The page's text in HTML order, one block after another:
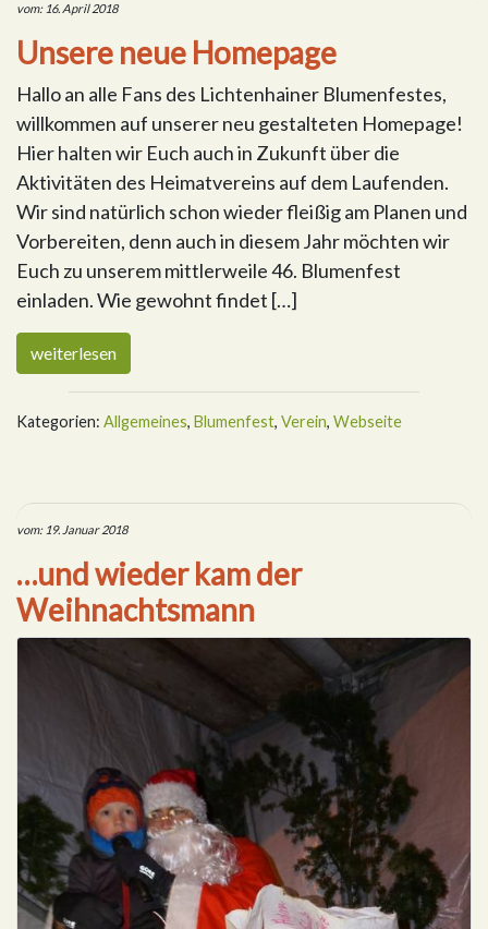
vom: 16. April 2018
Unsere neue Homepage
Hallo an alle Fans des Lichtenhainer Blumenfestes,
willkommen auf unserer neu gestalteten Homepage!
Hier halten wir Euch auch in Zukunft über die
Aktivitäten des Heimatvereins auf dem Laufenden.
Wir sind natürlich schon wieder fleißig am Planen und
Vorbereiten, denn auch in diesem Jahr möchten wir
Euch zu unserem mittlerweile 46. Blumenfest
einladen. Wie gewohnt findet […]
weiterlesen
Kategorien: Allgemeines, Blumenfest, Verein, Webseite
vom: 19. Januar 2018
…und wieder kam der
Weihnachtsmann